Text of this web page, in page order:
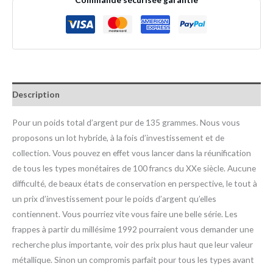
Description
Pour un poids total d’argent pur de 135 grammes. Nous vous
proposons un lot hybride, à la fois d’investissement et de
collection. Vous pouvez en effet vous lancer dans la réunification
de tous les types monétaires de 100 francs du XXe siècle. Aucune
difficulté, de beaux états de conservation en perspective, le tout à
un prix d’investissement pour le poids d’argent qu’elles
contiennent. Vous pourriez vite vous faire une belle série. Les
frappes à partir du millésime 1992 pourraient vous demander une
recherche plus importante, voir des prix plus haut que leur valeur
métallique. Sinon un compromis parfait pour tous les types avant